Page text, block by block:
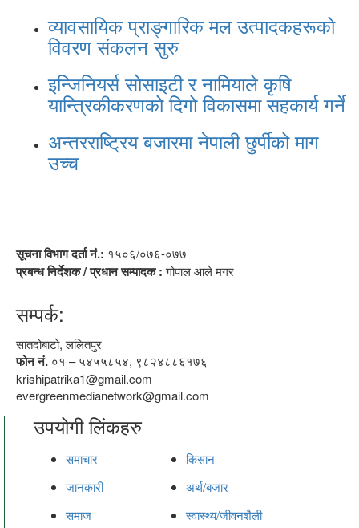
व्यावसायिक प्राङ्गारिक मल उत्पादकहरूको
विवरण संकलन सुरु
इन्जिनियर्स सोसाइटी र नामियाले कृषि
यान्त्रिकीकरणको दिगो विकासमा सहकार्य गर्ने
अन्तरराष्ट्रिय बजारमा नेपाली छुर्पीको माग
उच्च
सूचना विभाग दर्ता नं.: १५०६/०७६-०७७
प्रबन्ध निर्देशक / प्रधान सम्पादक :गोपाल आले मगर
सम्पर्क:
सातदोबाटो, ललितपुर
फोन नं. ०१ – ५४५५८५४, ९८२४८८६१७६
krishipatrika1@gmail.com
evergreenmedianetwork@gmail.com
उपयोगी लिंकहरु
समाचार
किसान
जानकारी
अर्थ/बजार
समाज
स्वास्थ्य/जीवनशैली